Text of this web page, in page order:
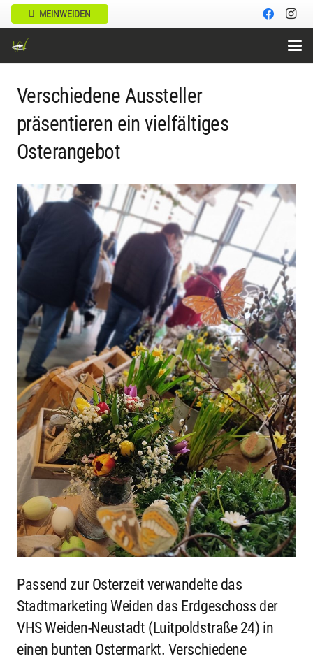
MEINWEIDEN
Ostermarkt – 16. März 2024
Verschiedene Aussteller
präsentieren ein vielfältiges
Osterangebot
Passend zur Osterzeit verwandelte das
Stadtmarketing Weiden das Erdgeschoss der
VHS Weiden-Neustadt (Luitpoldstraße 24) in
einen bunten Ostermarkt. Verschiedene